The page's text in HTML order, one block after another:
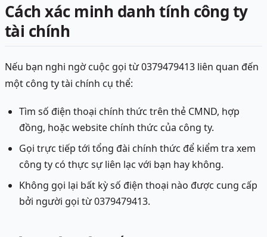
Cách xác minh danh tính công ty
tài chính
Nếu bạn nghi ngờ cuộc gọi từ 0379479413 liên quan đến
một công ty tài chính cụ thể:
Tìm số điện thoại chính thức trên thẻ CMND, hợp
đồng, hoặc website chính thức của công ty.
Gọi trực tiếp tới tổng đài chính thức để kiểm tra xem
công ty có thực sự liên lạc với bạn hay không.
Không gọi lại bất kỳ số điện thoại nào được cung cấp
bởi người gọi từ 0379479413.